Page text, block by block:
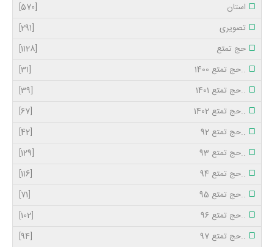
استان
[570]
تصویری
[291]
حج تمتع
[1128]
..حج تمتع 1400
[31]
..حج تمتع 1401
[39]
..حج تمتع 1402
[67]
..حج تمتع 92
[42]
..حج تمتع 93
[129]
..حج تمتع 94
[116]
..حج تمتع 95
[71]
..حج تمتع 96
[102]
..حج تمتع 97
[94]